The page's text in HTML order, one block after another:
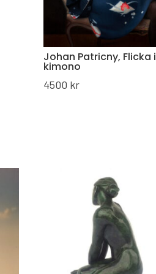
Johan Patricny, Flicka i
kimono
4500 kr